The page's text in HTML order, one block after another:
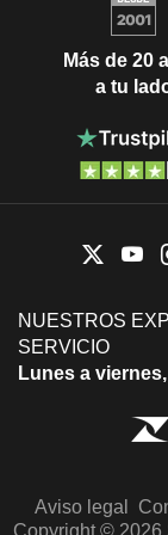
Más de 20
a tu
NUESTROS
SERVICIO
Lunes a
Aviso legal
Copyright © 2026